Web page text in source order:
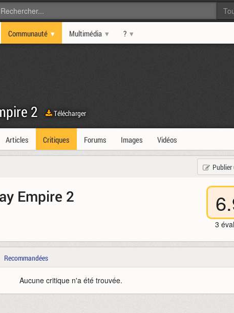
Communauté Multimédia ?
2 Télécharger
Articles Critiques Forums Images Vidéos
3
Empire 2
Recommandées
Aucune critique n'a été trouvée.